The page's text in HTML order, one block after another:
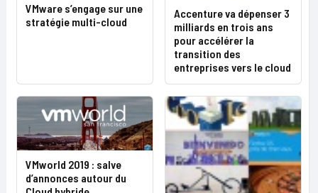
VMware s’engage sur une
stratégie multi-cloud
Accenture va dépenser 3
milliards en trois ans
pour accélérer la
transition des
entreprises vers le cloud
VMworld 2019 : salve
d’annonces autour du